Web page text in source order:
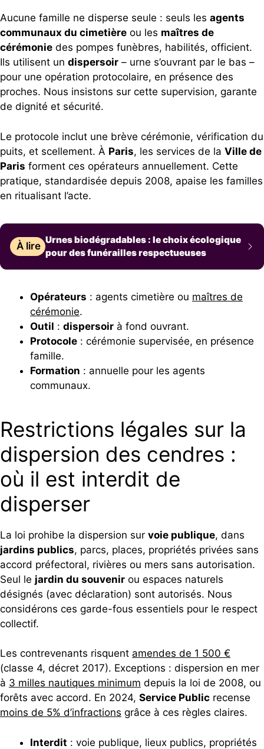
Aucune famille ne disperse seule : seuls les agents
communaux du cimetière ou les maîtres de
cérémonie des pompes funèbres, habilités, officient.
Ils utilisent un dispersoir – urne s’ouvrant par le bas –
pour une opération protocolaire, en présence des
proches. Nous insistons sur cette supervision, garante
de dignité et sécurité.
Le protocole inclut une brève cérémonie, vérification du
puits, et scellement. À Paris, les services de la Ville de
Paris forment ces opérateurs annuellement. Cette
pratique, standardisée depuis 2008, apaise les familles
en ritualisant l’acte.
À lire
Urnes biodégradables : le choix écologique
pour des funérailles respectueuses
Opérateurs : agents cimetière ou maîtres de
cérémonie.
Outil : dispersoir à fond ouvrant.
Protocole : cérémonie supervisée, en présence
famille.
Formation : annuelle pour les agents
communaux.
Restrictions légales sur la
dispersion des cendres :
où il est interdit de
disperser
La loi prohibe la dispersion sur voie publique, dans
jardins publics, parcs, places, propriétés privées sans
accord préfectoral, rivières ou mers sans autorisation.
Seul le jardin du souvenir ou espaces naturels
désignés (avec déclaration) sont autorisés. Nous
considérons ces garde-fous essentiels pour le respect
collectif.
Les contrevenants risquent amendes de 1 500 €
(classe 4, décret 2017). Exceptions : dispersion en mer
à 3 milles nautiques minimum depuis la loi de 2008, ou
forêts avec accord. En 2024, Service Public recense
moins de 5% d’infractions grâce à ces règles claires.
Interdit : voie publique, lieux publics, propriétés